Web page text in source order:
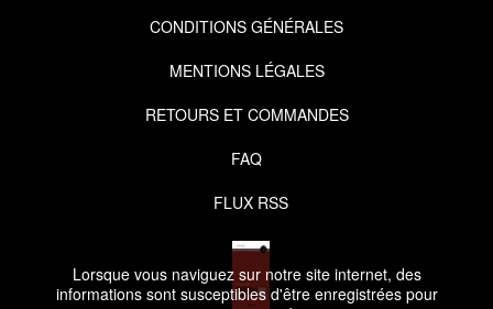
Lorsque vous naviguez sur notre site internet, des
informations sont susceptibles d'être enregistrées pour
CONDITIONS GÉNÉRALES
MENTIONS LÉGALES
RETOURS ET COMMANDES
FAQ
FLUX RSS